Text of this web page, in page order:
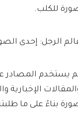
للكلب.
الرجل: إحدى
يستخدم المصادر
الإخبارية
بناءً على ما